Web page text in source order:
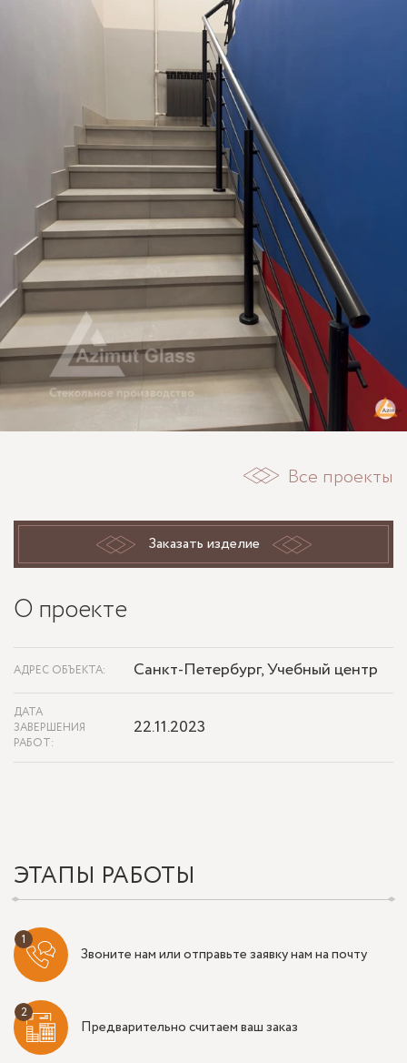
Все проекты
Заказать изделие
О проекте
АДРЕС ОБЪЕКТА: Санкт-Петербург, Учебный центр
ДАТА
ЗАВЕРШЕНИЯ
РАБОТ:
22.11.2023
ЭТАПЫ РАБОТЫ
Звоните нам или отправьте заявку нам на почту
Предварительно считаем ваш заказ